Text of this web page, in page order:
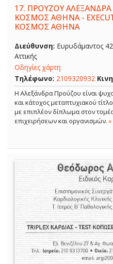
17. ΠΡΟΥΖΟΥ
ΚΟΣΜΟΣ ΑΘΗΝΑ -
ΚΟΣΜΟΣ ΑΘΗΝΑ
Διεύθυνση: Ευρυδάμαντος
Αττικής
Οδηγίες χάρτη
Τηλέφωνο: 2109320932
Η Αλεξάνδρα Προύζου είναι
και κάτοχος μεταπτυχιακού
με επιπλέον δίπλωμα στον
επιχειρήσεων και οργανισμών.